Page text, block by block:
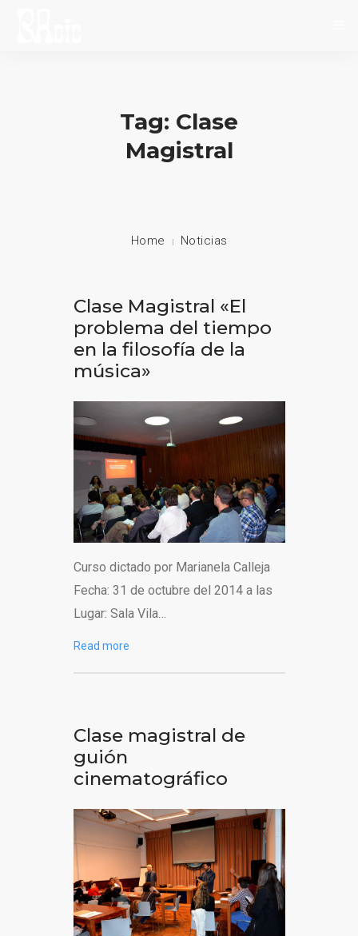
Tag: Clase
Magistral
Home Noticias
Clase Magistral «El
problema del tiempo
en la filosofía de la
música»
Curso dictado por Marianela Calleja
Fecha: 31 de octubre del 2014 a las
Lugar: Sala Vila…
Read more
Clase magistral de
guión
cinematográfico